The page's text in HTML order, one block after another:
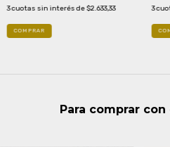
3cuotas sin interés de$2.633,33
COMPRAR
3
Para comprar